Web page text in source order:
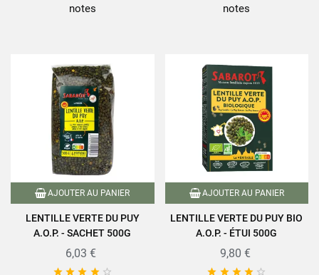
notes
notes
AJOUTER AU PANIER
LENTILLE VERTE DU PUY
A.O.P. - SACHET 500G
6,03 €
    
AJOUTER AU PANIER
LENTILLE VERTE DU PUY BIO
A.O.P. - ÉTUI 500G
9,80 €
    